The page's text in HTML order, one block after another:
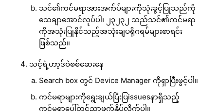
သင်၏ကင်မရာအားအက်ပ်များကိုသုံးခွင့်ပြုသည်ကို
သေချာအောင်လုပ်ပါ၊ ၂၃၂၃၂ သည်သင်၏ကင်မရာ
ကိုအသုံးပြုနိုင်သည့်အသုံးချပရိုဂရမ်များစာရင်း
ဖြစ်သည်။
သင့်ရဲ့ဟာ့ဒ်ဝဲစစ်ဆေးနေ
Search box တွင် Device Manager ကိုရှာပြီးဖွင့်ပါ။
ကင်မရာများကိုရွေးချယ်ပြီးပြissuesနာရှိသည့်
ကင်မရာပေါ်တွင်ညာဖက်နှိပ်လိုက်ပါ။